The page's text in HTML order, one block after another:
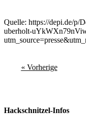
Quelle: https://depi.de/p/
uberholt-
« Vorherige
Hackschnitzel-Infos